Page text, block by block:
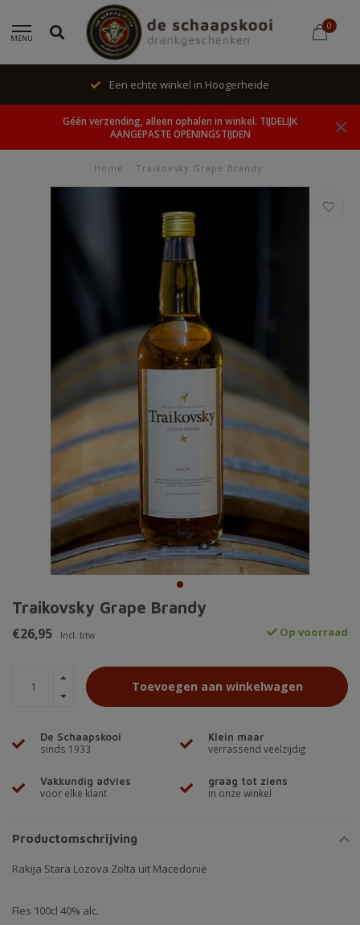
MENU
0
Een echte winkel in Hoogerheide
Géén verzending, alleen ophalen in winkel. TIJDELIJK
AANGEPASTE OPENINGSTIJDEN
Home Traikovsky Grape Brandy
Traikovsky Grape Brandy
€26,95 Incl. btw Op voorraad
Toevoegen aan winkelwagen
De Schaapskooi
sinds 1933
Klein maar
verrassend veelzijdig
Vakkundig advies
voor elke klant
graag tot ziens
in onze winkel
Productomschrijving
Rakija Stara Lozova Zolta uit Macedonië
Fles 100cl 40% alc.